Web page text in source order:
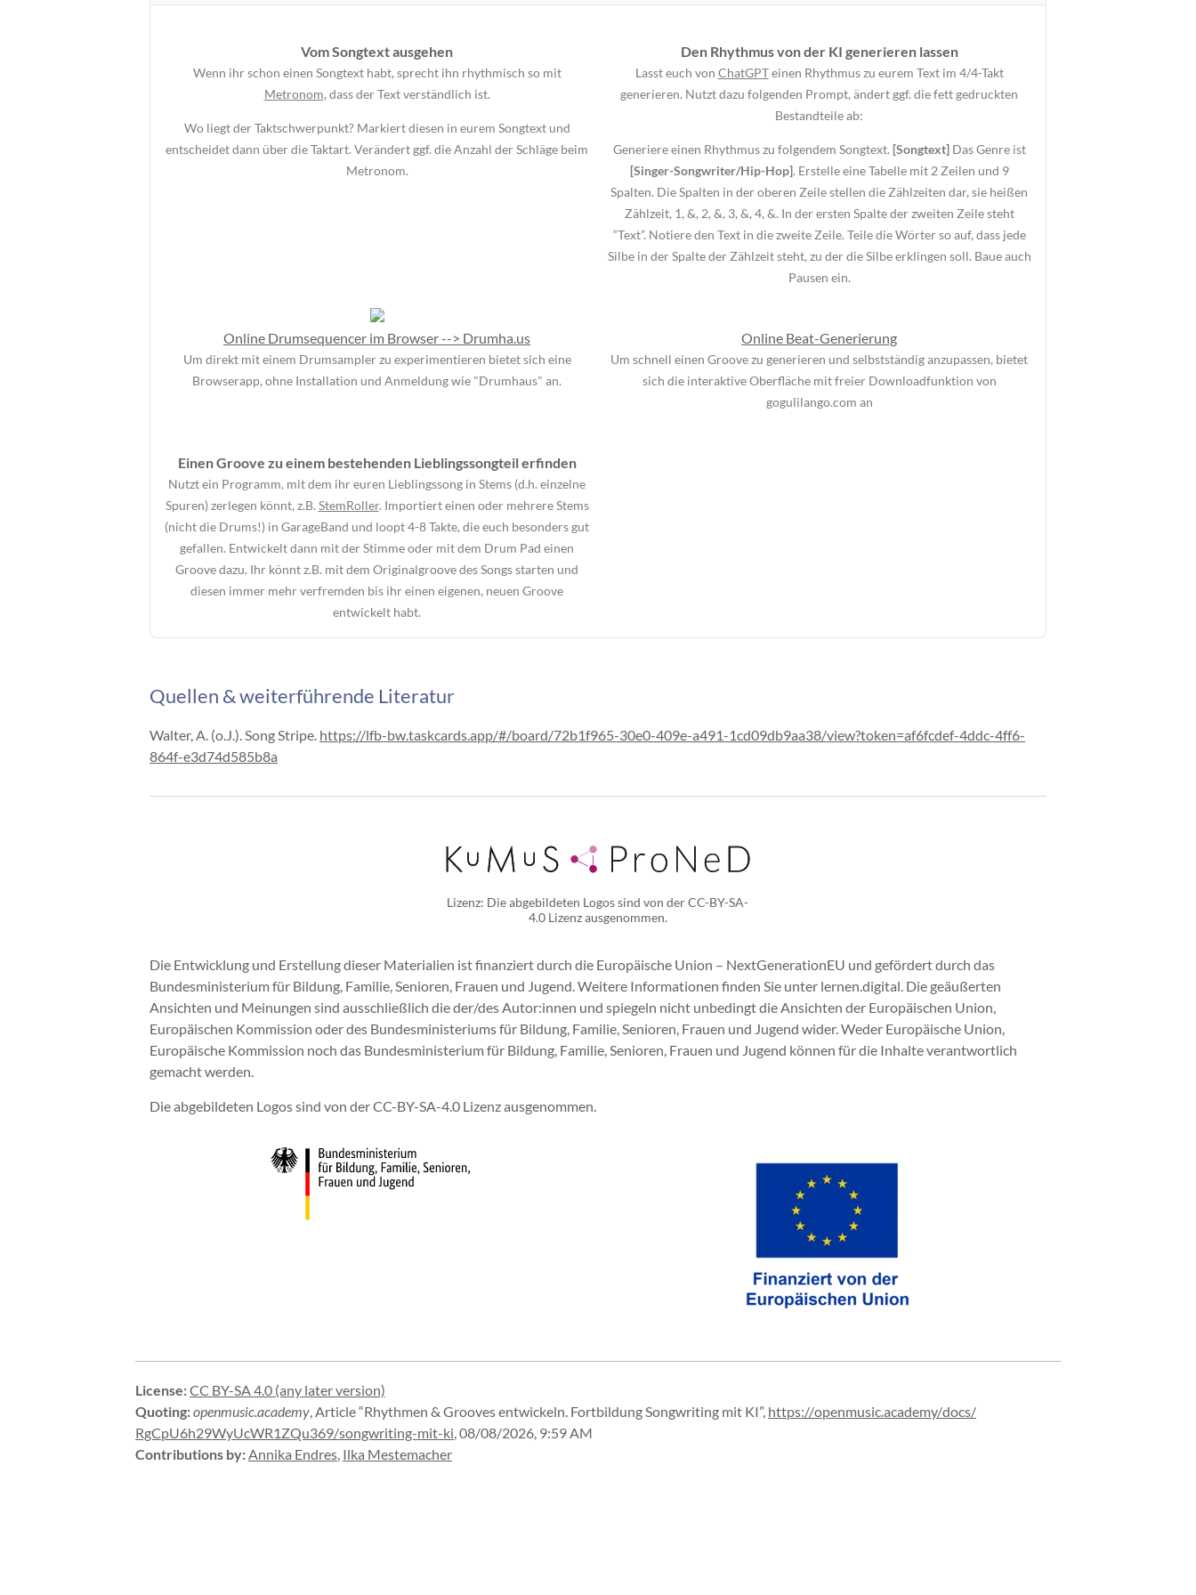
Vom Songtext ausgehen
Wenn ihr schon einen Songtext habt, sprecht ihn rhythmisch so mit
Metronom, dass der Text verständlich ist.
Wo liegt der Taktschwerpunkt? Markiert diesen in eurem Songtext und
entscheidet dann über die Taktart. Verändert ggf. die Anzahl der Schläge beim
Metronom.
Den Rhythmus von der KI generieren lassen
Lasst euch von ChatGPTeinen Rhythmus zu eurem Text im 4/4-Takt
generieren. Nutzt dazu folgenden Prompt, ändert ggf. die fett gedruckten
Bestandteile ab:
Generiere einen Rhythmus zu folgendem Songtext. [Songtext] Das Genre ist
[Singer-Songwriter/Hip-Hop]. Erstelle eine Tabelle mit 2 Zeilen und 9
Spalten. Die Spalten in der oberen Zeile stellen die Zählzeiten dar, sie heißen
Zählzeit, 1, &, 2, &, 3, &, 4, &. In der ersten Spalte der zweiten Zeile steht
“Text”. Notiere den Text in die zweite Zeile. Teile die Wörter so auf, dass jede
Silbe in der Spalte der Zählzeit steht, zu der die Silbe erklingen soll. Baue auch
Pausen ein.
Online Drumsequencer im Browser --> Drumha.us
Um direkt mit einem Drumsampler zu experimentieren bietet sich eine
Browserapp, ohne Installation und Anmeldung wie "Drumhaus" an.
Online Beat-Generierung
Um schnell einen Groove zu generieren und selbstständig anzupassen, bietet
sich die interaktive Oberfläche mit freier Downloadfunktion von
gogulilango.com an
Einen Groove zu einem bestehenden Lieblingssongteil erfinden
Nutzt ein Programm, mit dem ihr euren Lieblingssong in Stems (d.h. einzelne
Spuren) zerlegen könnt, z.B. StemRoller. Importiert einen oder mehrere Stems
(nicht die Drums!) in GarageBand und loopt 4-8 Takte, die euch besonders gut
gefallen. Entwickelt dann mit der Stimme oder mit dem Drum Pad einen
Groove dazu. Ihr könnt z.B. mit dem Originalgroove des Songs starten und
diesen immer mehr verfremden bis ihr einen eigenen, neuen Groove
entwickelt habt.
Quellen & weiterführende Literatur
Walter, A. (o.J.). Song Stripe. https://lfb-bw.taskcards.app/#/board/72b1f965-30e0-409e-a491-1cd09db9aa38/view?token=af6fcdef-4ddc-4ff6-
864f-e3d74d585b8a
Lizenz: Die abgebildeten Logos sind von der CC-BY-SA-
4.0 Lizenz ausgenommen.
Die Entwicklung und Erstellung dieser Materialien ist finanziert durch die Europäische Union – NextGenerationEU und gefördert durch das
Bundesministerium für Bildung, Familie, Senioren, Frauen und Jugend. Weitere Informationen finden Sie unter lernen.digital. Die geäußerten
Ansichten und Meinungen sind ausschließlich die der/des Autor:innen und spiegeln nicht unbedingt die Ansichten der Europäischen Union,
Europäischen Kommission oder des Bundesministeriums für Bildung, Familie, Senioren, Frauen und Jugend wider. Weder Europäische Union,
Europäische Kommission noch das Bundesministerium für Bildung, Familie, Senioren, Frauen und Jugend können für die Inhalte verantwortlich
gemacht werden.
Die abgebildeten Logos sind von der CC-BY-SA-4.0 Lizenz ausgenommen.
License:CC BY-SA 4.0 (any later version)
Quoting:openmusic.academy,Article “Rhythmen & Grooves entwickeln. Fortbildung Songwriting mit KI”, https://openmusic.academy/docs/
RgCpU6h29WyUcWR1ZQu369/songwriting-mit-ki,08/08/2026, 9:59 AM
Contributions by:Annika Endres, Ilka Mestemacher